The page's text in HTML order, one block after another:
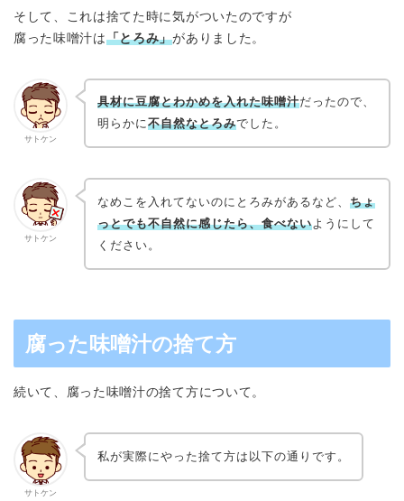
そして、これは捨てた時に気がついたのですが
腐った味噌汁は「とろみ」がありました。
サトケン
具材に豆腐とわかめを入れた味噌汁だったので、
明らかに不自然なとろみでした。
サトケン
なめこを入れてないのにとろみがあるなど、 ちょ
っとでも不自然に感じたら、食べないようにして
ください。
腐った味噌汁の捨て方
続いて、腐った味噌汁の捨て方について。
サトケン
私が実際にやった捨て方は以下の通りです。